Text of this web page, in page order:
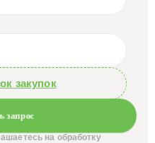
закупок
запрос
на обработку